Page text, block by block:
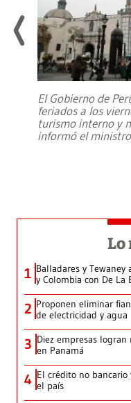
El Gobierno de
feriados a los
turismo interno y
informó el ministro
Lo
1 Balladares y
y Colombia con De La
2 Proponen eliminar
de electricidad y agua
3 Diez empresas
en Panamá
4 El crédito no
el país